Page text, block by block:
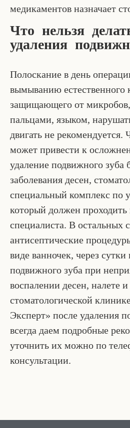
медикаментов назначает
Что нельзя
удаления
Полоскание в день
вымыванию естественного
защищающего от микробов,
пальцами, языком,
двигать не
может привести к
удаление подвижного
заболевания десен,
специальный комплекс по
который должен
специалиста. В остальных
антисептические
виде ванночек, через сутки
подвижного зуба при
воспалении десен, налете
стоматологической
Эксперт» после удаления
всегда даем подробные
уточнить их можно по
консультации.